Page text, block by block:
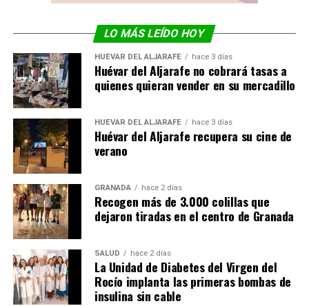
LO MÁS LEÍDO HOY
HUÉVAR DEL ALJARAFE hace 3 días
Huévar del Aljarafe no cobrará tasas a
quienes quieran vender en su mercadillo
HUÉVAR DEL ALJARAFE hace 3 días
Huévar del Aljarafe recupera su cine de
verano
GRANADA hace 2 días
Recogen más de 3.000 colillas que
dejaron tiradas en el centro de Granada
SALUD hace 2 días
La Unidad de Diabetes del Virgen del
Rocío implanta las primeras bombas de
insulina sin cable